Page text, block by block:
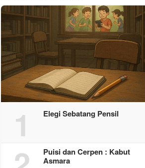
1 Elegi Sebatang Pensil
Puisi dan Cerpen : Kabut
Asmara